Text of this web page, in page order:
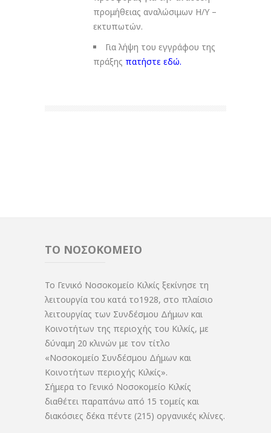
προμήθειας αναλώσιμων Η/Υ –
εκτυπωτών.
Για λήψη του εγγράφου της
πράξης πατήστε εδώ.
ΤΟ ΝΟΣΟΚΟΜΕΙΟ
Το Γενικό Νοσοκομείο Κιλκίς ξεκίνησε τη
λειτουργία του κατά το1928, στο πλαίσιο
λειτουργίας των Συνδέσμου Δήμων και
Κοινοτήτων της περιοχής του Κιλκίς, με
δύναμη 20 κλινών με τον τίτλο
«Νοσοκομείο Συνδέσμου Δήμων και
Κοινοτήτων περιοχής Κιλκίς».
Σήμερα το Γενικό Νοσοκομείο Κιλκίς
διαθέτει παραπάνω από 15 τομείς και
διακόσιες δέκα πέντε (215) οργανικές κλίνες.